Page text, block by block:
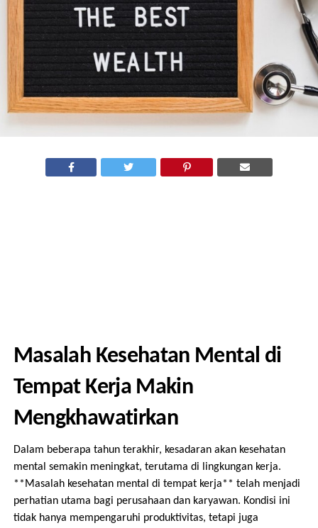
Masalah Kesehatan Mental di
Tempat Kerja Makin
Mengkhawatirkan
Dalam beberapa tahun terakhir, kesadaran akan kesehatan
mental semakin meningkat, terutama di lingkungan kerja.
**Masalah kesehatan mental di tempat kerja** telah menjadi
perhatian utama bagi perusahaan dan karyawan. Kondisi ini
tidak hanya mempengaruhi produktivitas, tetapi juga